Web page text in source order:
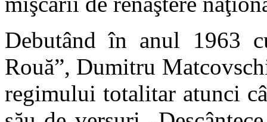
Debutând în anul 1963
Rouă”, Dumitru
regimului totalitar atunci